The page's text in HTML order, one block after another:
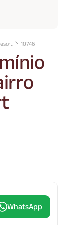
10746
WhatsApp